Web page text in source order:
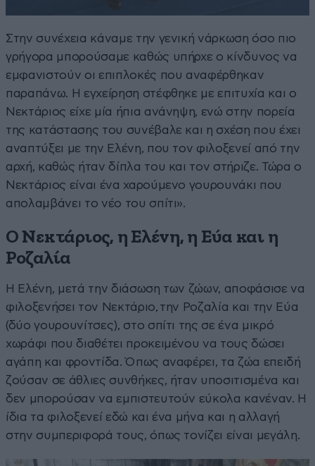
Στην συνέχεια κάναμε την γενική νάρκωση όσο πιο
γρήγορα μπορούσαμε καθώς υπήρχε ο κίνδυνος να
εμφανιστούν οι επιπλοκές που αναφέρθηκαν
παραπάνω. Η εγχείρηση στέφθηκε με επιτυχία και ο
Νεκτάριος είχε μία ήπια ανάνηψη, ενώ στην πορεία
της κατάστασης του συνέβαλε και η σχέση που έχει
αναπτύξει με την Ελένη, που τον φιλοξενεί από την
αρχή, καθώς ήταν δίπλα του και τον στήριζε. Τώρα ο
Νεκτάριος είναι ένα χαρούμενο γουρουνάκι που
απολαμβάνει το νέο του σπίτι».
Ο Νεκτάριος, η Ελένη, η Εύα και η
Ροζαλία
Η Ελένη, μετά την διάσωση των ζώων, αποφάσισε να
φιλοξενήσει τον Νεκτάριο, την Ροζαλία και την Εύα
(δύο γουρουνίτσες), στο σπίτι της σε ένα μικρό
χωράφι που διαθέτει προκειμένου να τους δώσει
αγάπη και φροντίδα. Όπως αναφέρει, τα ζώα επειδή
ζούσαν σε άθλιες συνθήκες, ήταν υποσιτισμένα και
δεν μπορούσαν να εμπιστευτούν εύκολα κανέναν. Η
ίδια τα φιλοξενεί εδώ και ένα μήνα και η αλλαγή
στην συμπεριφορά τους, όπως τονίζει είναι μεγάλη.